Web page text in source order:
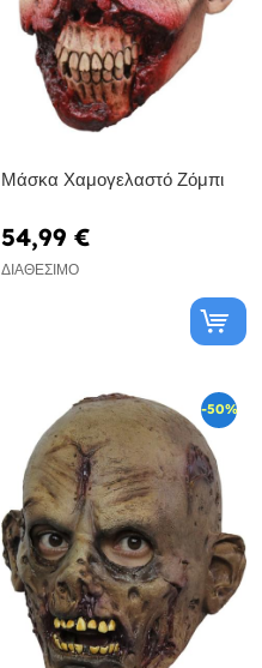
Μάσκα Χαμογελαστό Ζόμπι
54,99 €
ΔΙΑΘΈΣΙΜΟ
-50%